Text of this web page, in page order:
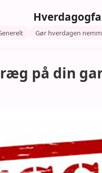
Gør hverdagen
på din